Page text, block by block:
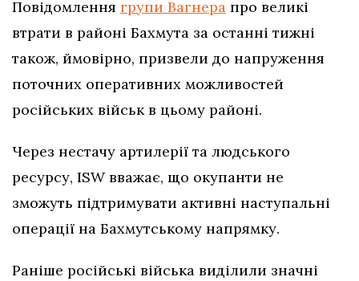
Повідомлення групи Вагнера про великі
втрати в районі Бахмута за останні тижні
також, ймовірно, призвели до напруження
поточних оперативних можливостей
російських військ в цьому районі.
Через нестачу артилерії та людського
ресурсу, ISW вважає, що окупанти не
зможуть підтримувати активні наступальні
операції на Бахмутському напрямку.
Раніше російські війська виділили значні